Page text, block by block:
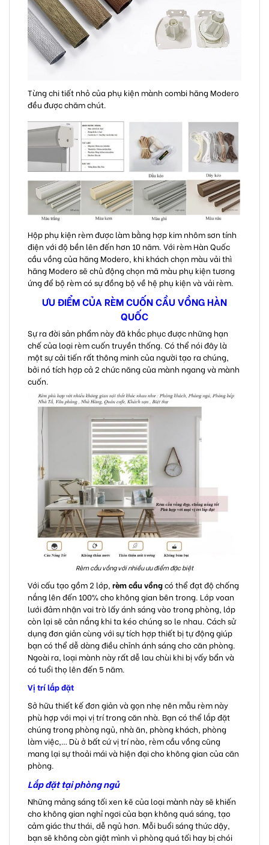
Từng chi tiết nhỏ của phụ kiện mành combi hãng Modero
đều được chăm chút.
Hộp phụ kiện rèm được làm bằng hợp kim nhôm sơn tính
điện với độ bền lên đến hơn 10 năm. Với rèm Hàn Quốc
cầu vồng của hãng Modero, khi khách chọn màu vải thì
hãng Modero sẽ chủ động chọn mã màu phụ kiện tương
ứng để bộ rèm có sự đồng bộ về hệ phụ kiện và vải rèm.
ƯU ĐIỂM CỦA RÈM CUỐN CẦU VỒNG HÀN
QUỐC
Sự ra đời sản phẩm này đã khắc phục được những hạn
chế của loại rèm cuốn truyền thống. Có thể nói đây là
một sự cải tiến rất thông minh của người tạo ra chúng,
bởi nó tích hợp cả 2 chức năng của mành ngang và mành
cuốn.
Rèm cầu vồng với nhiều ưu điểm đặc biệt
Với cấu tạo gồm 2 lớp, rèm cầu vồngcó thể đạt độ chống
nắng lên đến 100% cho không gian bên trong. Lớp voan
lưới đảm nhận vai trò lấy ánh sáng vào trong phòng, lớp
còn lại sẽ cản nắng khi ta kéo chúng so le nhau. Cách sử
dụng đơn giản cùng với sự tích hợp thiết bị tự động giúp
bạn có thể dễ dàng điều chỉnh ánh sáng cho căn phòng.
Ngoài ra, loại mành này rất dễ lau chùi khi bị vấy bẩn và
có tuổi thọ lên đến 5 năm.
Vị trí lắp đặt
Sở hữu thiết kế đơn giản và gọn nhẹ nên mẫu rèm này
phù hợp với mọi vị trí trong căn nhà. Bạn có thể lắp đặt
chúng trong phòng ngủ, nhà ăn, phòng khách, phòng
làm việc,… Dù ở bất cứ vị trí nào, rèm cầu vồng cũng
mang lại sự thoải mái và hiện đại cho không gian của căn
phòng.
Lắp đặt tại phòng ngủ
Những mảng sáng tối xen kẽ của loại mành này sẽ khiến
cho không gian nghỉ ngơi của bạn không quá sáng, tạo
cảm giác thư thái, dễ ngủ hơn. Mỗi buổi sáng thức dậy,
bạn sẽ không còn giật mình vì phòng quá tối hay bị chói